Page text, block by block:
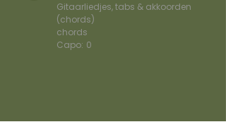
Gitaarliedjes, tabs & akkoorden
(chords)
chords
Capo: 0